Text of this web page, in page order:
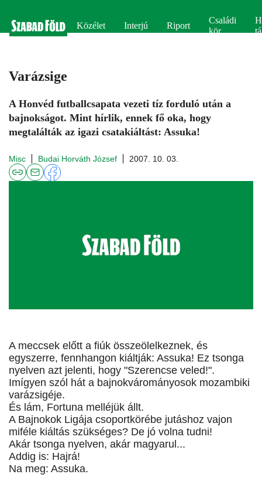
Közélet Interjú Riport
Családi
kör
Varázsige
A Honvéd futballcsapata vezeti tíz forduló után a
bajnokságot. Mint hírlik, ennek fő oka, hogy
megtalálták az igazi csatakiáltást: Assuka!
Misc Budai Horváth József 2007. 10. 03.
A meccsek előtt a fiúk összeölelkeznek, és
egyszerre, fennhangon kiáltják: Assuka! Ez tsonga
nyelven azt jelenti, hogy "Szerencse veled!".
Imígyen szól hát a bajnokvárományosok mozambiki
varázsigéje.
És lám, Fortuna melléjük állt.
A Bajnokok Ligája csoportkörébe jutáshoz vajon
miféle kiáltás szükséges? De jó volna tudni!
Akár tsonga nyelven, akár magyarul...
Addig is: Hajrá!
Na meg: Assuka.